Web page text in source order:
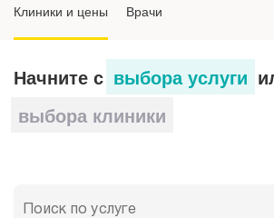
Диагностика заболевания
Лечение аллергического ринита
Профилактика
Клиники и цены Врачи
Начните с выбора услуги
выбора клиники